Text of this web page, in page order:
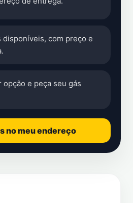
disponíveis, com preço e
opção e peça seu gás
no meu endereço